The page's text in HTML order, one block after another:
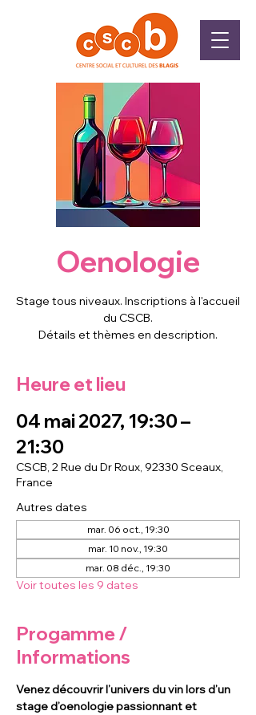
Oenologie
Stage tous niveaux. Inscriptions à l'accueil
du CSCB.
Détails et thèmes en description.
Heure et lieu
04 mai 2027, 19:30 –
21:30
CSCB, 2 Rue du Dr Roux, 92330 Sceaux,
France
Autres dates
mar. 06 oct., 19:30
mar. 10 nov., 19:30
mar. 08 déc., 19:30
Voir toutes les 9 dates
Progamme /
Informations
Venez découvrir l’univers du vin lors d’un
stage d’oenologie passionnant et